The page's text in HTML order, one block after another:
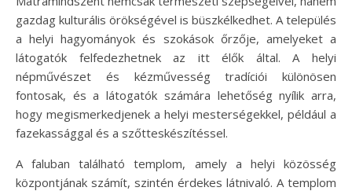
gazdag kulturális örökségével is büszkélkedhet. A település
a helyi hagyományok és szokások őrzője, amelyeket a
látogatók felfedezhetnek az itt élők által. A helyi
népművészet és kézművesség tradíciói különösen
fontosak, és a látogatók számára lehetőség nyílik arra,
hogy megismerkedjenek a helyi mesterségekkel, például a
fazekassággal és a szőtteskészítéssel.
A faluban található templom, amely a helyi közösség
központjának számít, szintén érdekes látnivaló. A templom